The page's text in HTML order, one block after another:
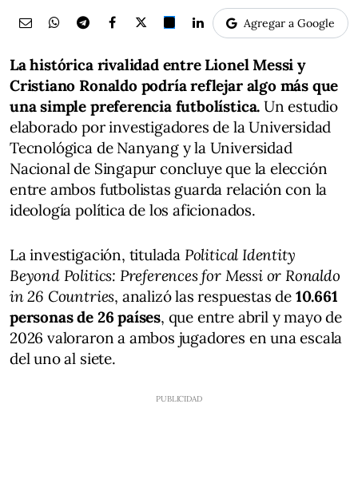
Agregar a Google
La histórica rivalidad entre Lionel Messi y
Cristiano Ronaldo podría reflejar algo más que
una simple preferencia futbolística. Un estudio
elaborado por investigadores de la Universidad
Tecnológica de Nanyang y la Universidad
Nacional de Singapur concluye que la elección
entre ambos futbolistas guarda relación con la
ideología política de los aficionados.
La investigación, titulada Political Identity
Beyond Politics: Preferences for Messi or Ronaldo
in 26 Countries, analizó las respuestas de 10.661
personas de 26 países, que entre abril y mayo de
2026 valoraron a ambos jugadores en una escala
del uno al siete.